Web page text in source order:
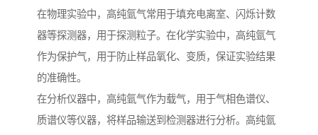
在物理实验中，高纯氩气常用于填充电离室、闪烁计数
器等探测器，用于探测粒子。在化学实验中，高纯氩气
作为保护气，用于防止样品氧化、变质，保证实验结果
的准确性。
在分析仪器中，高纯氩气作为载气，用于气相色谱仪、
质谱仪等仪器，将样品输送到检测器进行分析。高纯氩